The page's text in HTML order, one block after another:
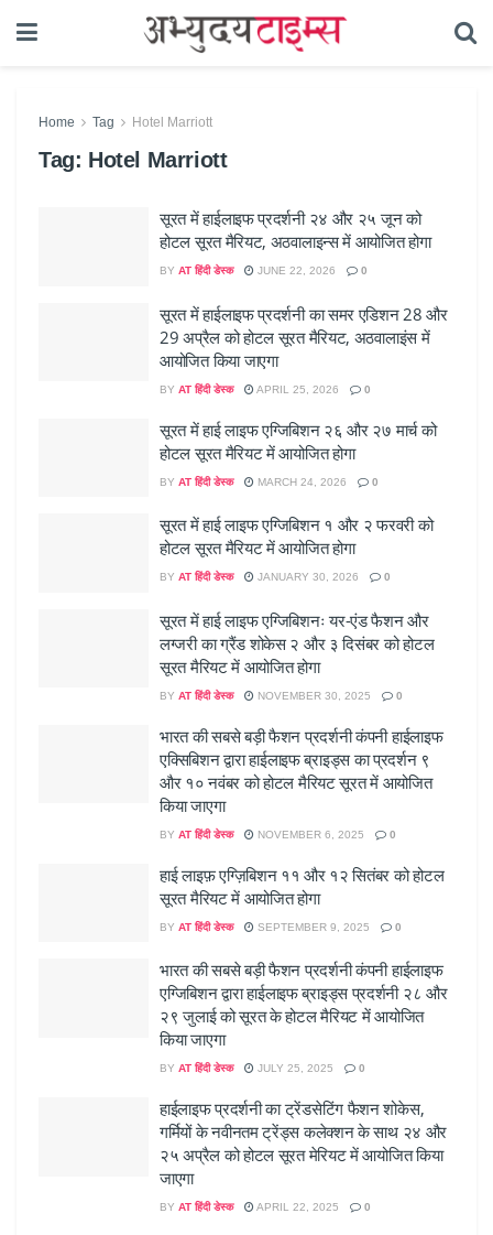
Home Tag Hotel Marriott
Tag: Hotel Marriott
सूरत में हाईलाइफ प्रदर्शनी २४ और २५ जून को
होटल सूरत मैरियट, अठवालाइन्स में आयोजित होगा
BY AT हिंदी डेस्क JUNE 22, 2026 0
सूरत में हाईलाइफ प्रदर्शनी का समर एडिशन 28 और
29 अप्रैल को होटल सूरत मैरियट, अठवालाइंस में
आयोजित किया जाएगा
BY AT हिंदी डेस्क APRIL 25, 2026 0
सूरत में हाई लाइफ एग्जिबिशन २६ और २७ मार्च को
होटल सूरत मैरियट में आयोजित होगा
BY AT हिंदी डेस्क MARCH 24, 2026 0
सूरत में हाई लाइफ एग्जिबिशन १ और २ फरवरी को
होटल सूरत मैरियट में आयोजित होगा
BY AT हिंदी डेस्क JANUARY 30, 2026 0
सूरत में हाई लाइफ एग्जिबिशनः यर-एंड फैशन और
लग्जरी का ग्रैंड शोकेस २ और ३ दिसंबर को होटल
सूरत मैरियट में आयोजित होगा
BY AT हिंदी डेस्क NOVEMBER 30, 2025 0
भारत की सबसे बड़ी फैशन प्रदर्शनी कंपनी हाईलाइफ
एक्सिबिशन द्वारा हाईलाइफ ब्राइड्स का प्रदर्शन ९
और १० नवंबर को होटल मैरियट सूरत में आयोजित
किया जाएगा
BY AT हिंदी डेस्क NOVEMBER 6, 2025 0
हाई लाइफ़ एग्ज़िबिशन ११ और १२ सितंबर को होटल
सूरत मैरियट में आयोजित होगा
BY AT हिंदी डेस्क SEPTEMBER 9, 2025 0
भारत की सबसे बड़ी फैशन प्रदर्शनी कंपनी हाईलाइफ
एग्जिबिशन द्वारा हाईलाइफ ब्राइड्स प्रदर्शनी २८ और
२९ जुलाई को सूरत के होटल मैरियट में आयोजित
किया जाएगा
BY AT हिंदी डेस्क JULY 25, 2025 0
हाईलाइफ प्रदर्शनी का ट्रेंडसेटिंग फैशन शोकेस,
गर्मियों के नवीनतम ट्रेंड्स कलेक्शन के साथ २४ और
२५ अप्रैल को होटल सूरत मेरियट में आयोजित किया
जाएगा
BY AT हिंदी डेस्क APRIL 22, 2025 0